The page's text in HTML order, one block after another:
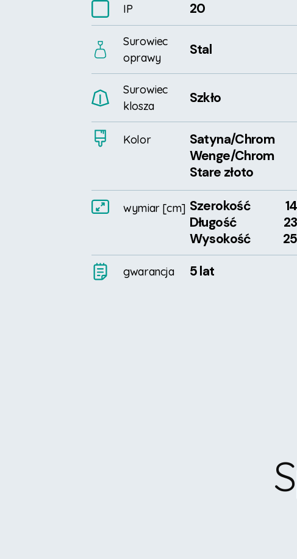
IP 20
Surowiec
oprawy
Stal
Surowiec
klosza
Szkło
Kolor Satyna/Chrom
Wenge/Chrom
Stare złoto
wymiar[cm] Szerokość
14
Długość
23
Wysokość
25
gwarancja 5 lat